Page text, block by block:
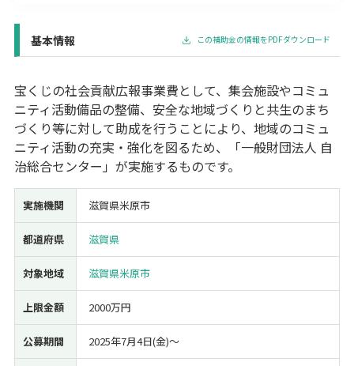
宿泊･旅館業
使い道
経営改善・経営強化 販路拡大 海外展開 設備投資
IT導入
人材採用・雇用
人材育成・福利厚生
特許・知的財産
起業・創業
事業承継 災害・被災者支援
コロナ関連
基本情報 この補助金の情報をPDFダウンロード
宝くじの社会貢献広報事業費として、集会施設やコミュ
ニティ活動備品の整備、安全な地域づくりと共生のまち
づくり等に対して助成を行うことにより、地域のコミュ
ニティ活動の充実・強化を図るため、「一般財団法人 自
治総合センター」が実施するものです。
実施機関 滋賀県米原市
都道府県 滋賀県
対象地域 滋賀県米原市
上限金額 2000万円
公募期間 2025年7月4日(金)〜